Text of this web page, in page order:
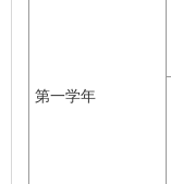
第一学年